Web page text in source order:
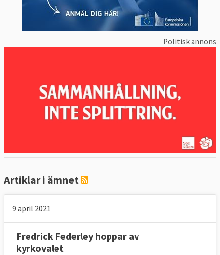
Politisk annons
Artiklar i ämnet
9 april 2021
Fredrick Federley hoppar av
kyrkovalet